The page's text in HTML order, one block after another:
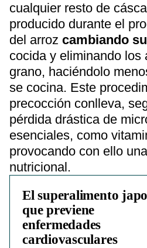
cualquier resto de
producido durante el
del arroz cambiando
cocida y eliminando los
grano, haciéndolo
se cocina. Este
precocción conlleva,
pérdida drástica de
esenciales, como
provocando con ello
nutricional.
El superalimento
que previene
enfermedades
cardiovasculares